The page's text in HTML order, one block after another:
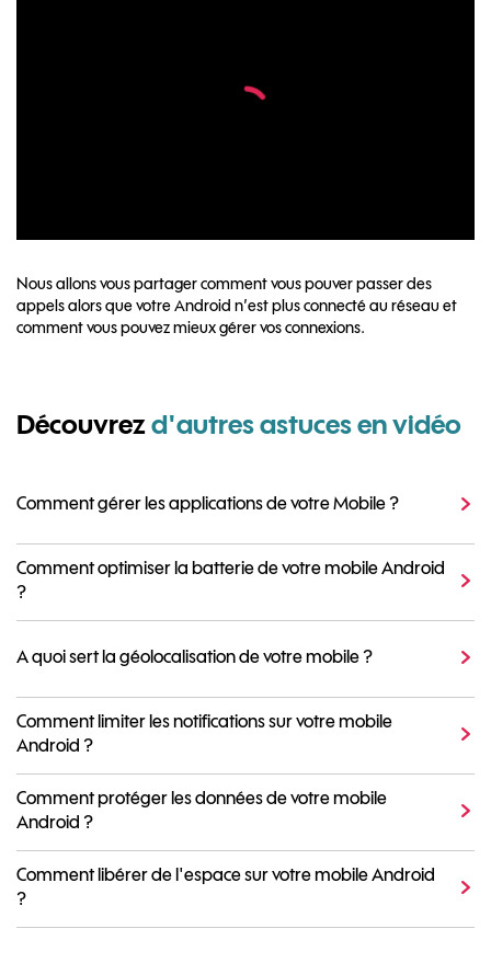
Nous allons vous partager comment vous pouver passer des
appels alors que votre Android n’est plus connecté au réseau et
comment vous pouvez mieux gérer vos connexions.
Découvrezd'autres astuces en vidéo
Comment gérer les applications de votre Mobile ?
Comment optimiser la batterie de votre mobile Android
?
A quoi sert la géolocalisation de votre mobile ?
Comment limiter les notifications sur votre mobile
Android ?
Comment protéger les données de votre mobile
Android ?
Comment libérer de l'espace sur votre mobile Android
?